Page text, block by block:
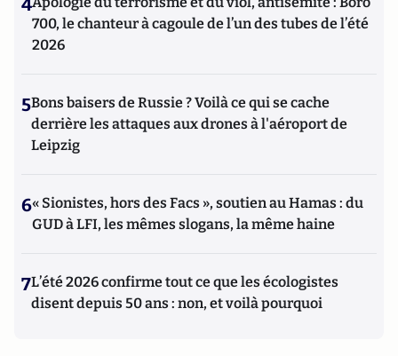
4
700, le chanteur à cagoule de l’un des tubes de l’été
2026
5Bons baisers de Russie ? Voilà ce qui se cache
derrière les attaques aux drones à l'aéroport de
Leipzig
6« Sionistes, hors des Facs », soutien au Hamas : du
GUD à LFI, les mêmes slogans, la même haine
7L’été 2026 confirme tout ce que les écologistes
disent depuis 50 ans : non, et voilà pourquoi